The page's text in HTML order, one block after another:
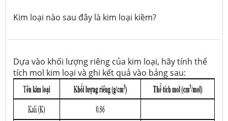
Kim loại nào sau đây là kim loại kiềm?
Dựa vào khối lượng riêng của kim loại, hãy tính thể
tích mol kim loại và ghi kết quả vào bảng sau: